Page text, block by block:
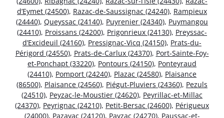
d’Eymet (24500), Razac-de-Saussignac (24240), Rampieux
(24440), Queyssac (24140), Puyrenier (24340), Puymangou
(24410), Proissans (24200), Prigonrieux (24130), Preyssac-
d’Excideuil (24160), Pressignac-Vicq (24150), Prats-du-
Périgord (24550), Prats-de-Carlux (24370), Port-Sainte-Foy-
et-Ponchapt (33220), Pontours (24150), Ponteyraud
(24410), Pomport (24240), Plazac (24580), Plaisance
(86500), Plaisance (24560), Piégut-Pluviers (24360), Pezuls
(24510), Peyzac-le-Moustier (24620), Peyrillac-et-Millac
(24370), Peyrignac (24210), Petit-Bersac (24600), Périgueux
(24000), Pazayac (24120), Payzac (24270), Paussac-et-